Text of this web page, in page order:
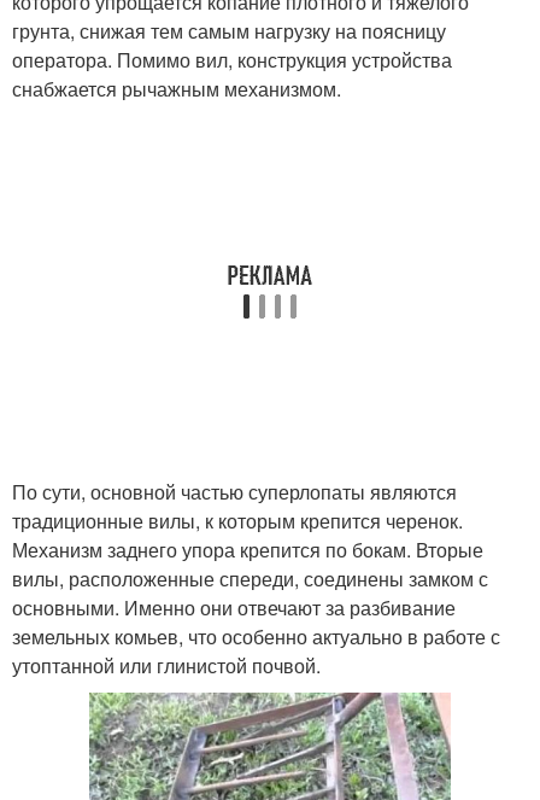
грунта, снижая тем самым нагрузку на поясницу
оператора. Помимо вил, конструкция устройства
снабжается рычажным механизмом.
По сути, основной частью суперлопаты являются
традиционные вилы, к которым крепится черенок.
Механизм заднего упора крепится по бокам. Вторые
вилы, расположенные спереди, соединены замком с
основными. Именно они отвечают за разбивание
земельных комьев, что особенно актуально в работе с
утоптанной или глинистой почвой.